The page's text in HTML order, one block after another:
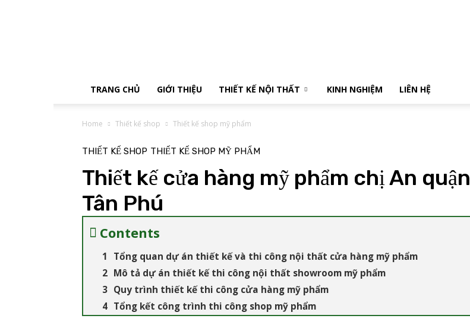
TRANG CHỦ GIỚI THIỆU THIẾT KẾ NỘI THẤT KINH NGHIỆM LIÊN HỆ
Home Thiết kế shop Thiết kế shop mỹ phẩm
THIẾT KẾ SHOP THIẾT KẾ SHOP MỸ PHẨM
Thiết kế cửa hàng mỹ phẩm chị An quận
Tân Phú
Contents
Tổng quan dự án thiết kế và thi công nội thất cửa hàng mỹ phẩm
Mô tả dự án thiết kế thi công nội thất showroom mỹ phẩm
Quy trình thiết kế thi công cửa hàng mỹ phẩm
Tổng kết công trình thi công shop mỹ phẩm